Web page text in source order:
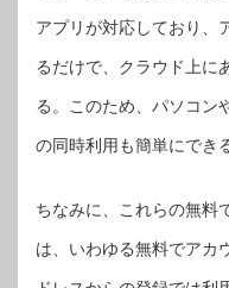
アプリが対応しており、
るだけで、クラウド上に
る。このため、パソコン
の同時利用も簡単にでき
ちなみに、これらの無料
は、いわゆる無料でアカ